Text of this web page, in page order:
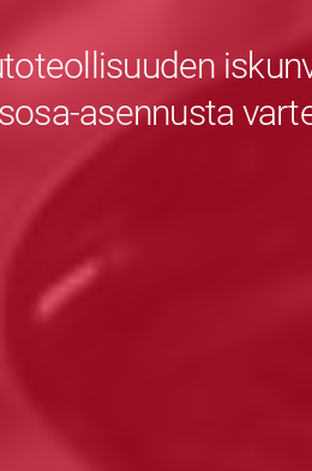
asennusta